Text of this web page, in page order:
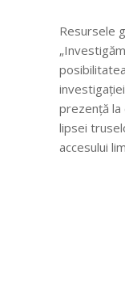
Resursele
prezență la
lipsei
accesului